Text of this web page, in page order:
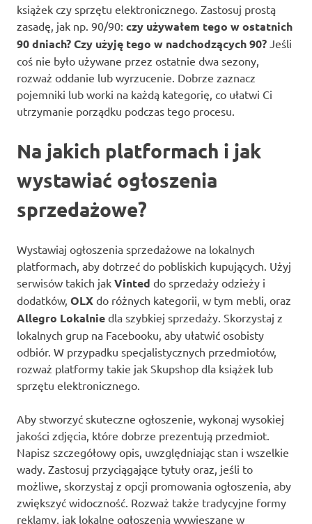
książek czy sprzętu elektronicznego. Zastosuj prostą
zasadę, jak np. 90/90: czy używałem tego w ostatnich
90 dniach? Czy użyję tego w nadchodzących 90? Jeśli
coś nie było używane przez ostatnie dwa sezony,
rozważ oddanie lub wyrzucenie. Dobrze zaznacz
pojemniki lub worki na każdą kategorię, co ułatwi Ci
utrzymanie porządku podczas tego procesu.
Na jakich platformach i jak
wystawiać ogłoszenia
sprzedażowe?
Wystawiaj ogłoszenia sprzedażowe na lokalnych
platformach, aby dotrzeć do pobliskich kupujących. Użyj
serwisów takich jak Vinted do sprzedaży odzieży i
dodatków, OLX do różnych kategorii, w tym mebli, oraz
Allegro Lokalnie dla szybkiej sprzedaży. Skorzystaj z
lokalnych grup na Facebooku, aby ułatwić osobisty
odbiór. W przypadku specjalistycznych przedmiotów,
rozważ platformy takie jak Skupshop dla książek lub
sprzętu elektronicznego.
Aby stworzyć skuteczne ogłoszenie, wykonaj wysokiej
jakości zdjęcia, które dobrze prezentują przedmiot.
Napisz szczegółowy opis, uwzględniając stan i wszelkie
wady. Zastosuj przyciągające tytuły oraz, jeśli to
możliwe, skorzystaj z opcji promowania ogłoszenia, aby
zwiększyć widoczność. Rozważ także tradycyjne formy
reklamy, jak lokalne ogłoszenia wywieszane w